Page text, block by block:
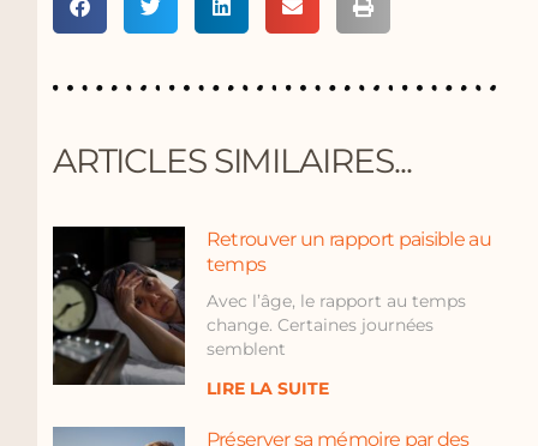
ARTICLES SIMILAIRES...
Retrouver un rapport paisible au
temps
Avec l’âge, le rapport au temps
change. Certaines journées
semblent
LIRE LA SUITE
Préserver sa mémoire par des